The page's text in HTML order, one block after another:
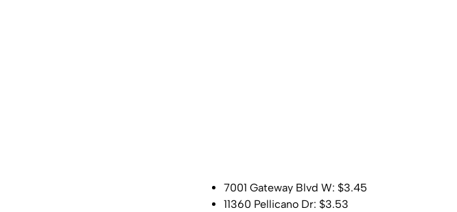
7001 Gateway Blvd W: $3.45
11360 Pellicano Dr: $3.53